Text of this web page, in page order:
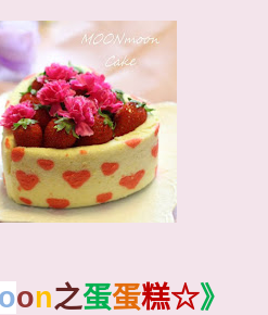
oon之蛋蛋糕☆》